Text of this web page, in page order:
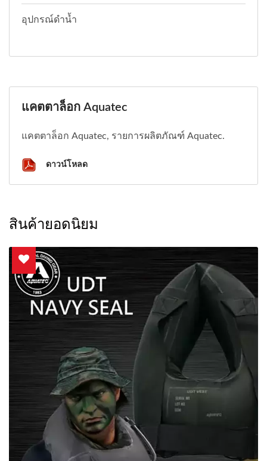
อุปกรณ์ดำน้ำ
แคตตาล็อก Aquatec
แคตตาล็อก Aquatec, รายการผลิตภัณฑ์ Aquatec.
ดาวน์โหลด
สินค้ายอดนิยม